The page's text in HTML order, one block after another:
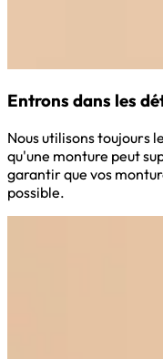
Entrons dans les
Nous utilisons toujours
qu'une monture peut
garantir que vos
possible.